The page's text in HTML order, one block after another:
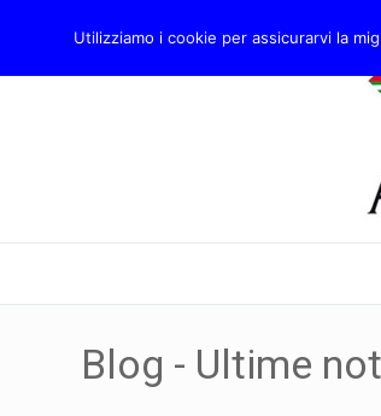
Blog - Ultime
Utilizziamo i cookie per assicurarvi la